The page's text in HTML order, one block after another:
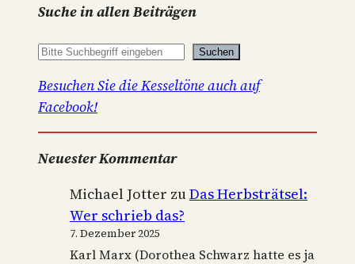
a
r
’
s
b
e
f
i
g
u
Suche in allen Beiträgen
Suchen
Besuchen Sie die Kesseltöne auch auf
Facebook!
Neuester Kommentar
Michael Jotter zuDas Herbsträtsel:
Wer schrieb das?
7. Dezember 2025
Karl Marx (Dorothea Schwarz hatte es ja